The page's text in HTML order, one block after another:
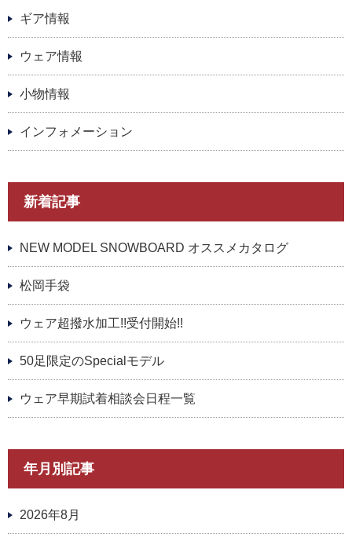
ギア情報
ウェア情報
小物情報
インフォメーション
新着記事
NEW MODEL SNOWBOARD オススメカタログ
松岡手袋
ウェア超撥水加工!!受付開始!!
50足限定のSpecialモデル
ウェア早期試着相談会日程一覧
年月別記事
2026年8月